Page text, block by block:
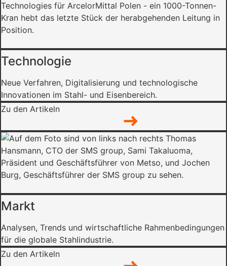
Technologie
Neue Verfahren, Digitalisierung und technologische
Innovationen im Stahl- und Eisenbereich.
Zu den Artikeln
Markt
Analysen, Trends und wirtschaftliche Rahmenbedingungen
für die globale Stahlindustrie.
Zu den Artikeln